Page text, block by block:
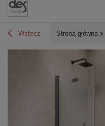
Wstecz Strona główna